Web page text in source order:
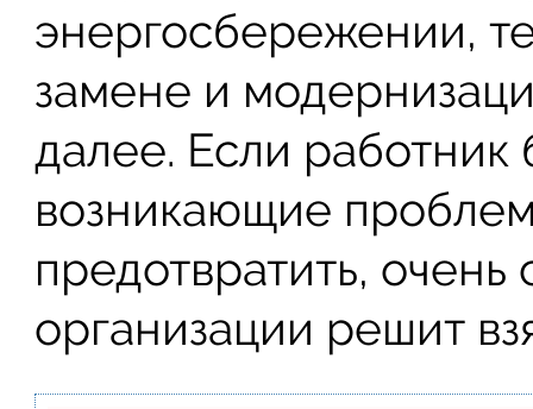
энергосбережении,
замене и
далее. Если работник
возникающие
предотвратить, очень
организации решит